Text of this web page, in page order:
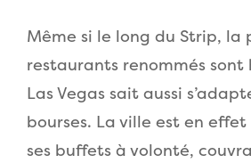
Même si le long du Strip, la
restaurants renommés sont
Las Vegas sait aussi
bourses. La ville est en
ses buffets à volonté,